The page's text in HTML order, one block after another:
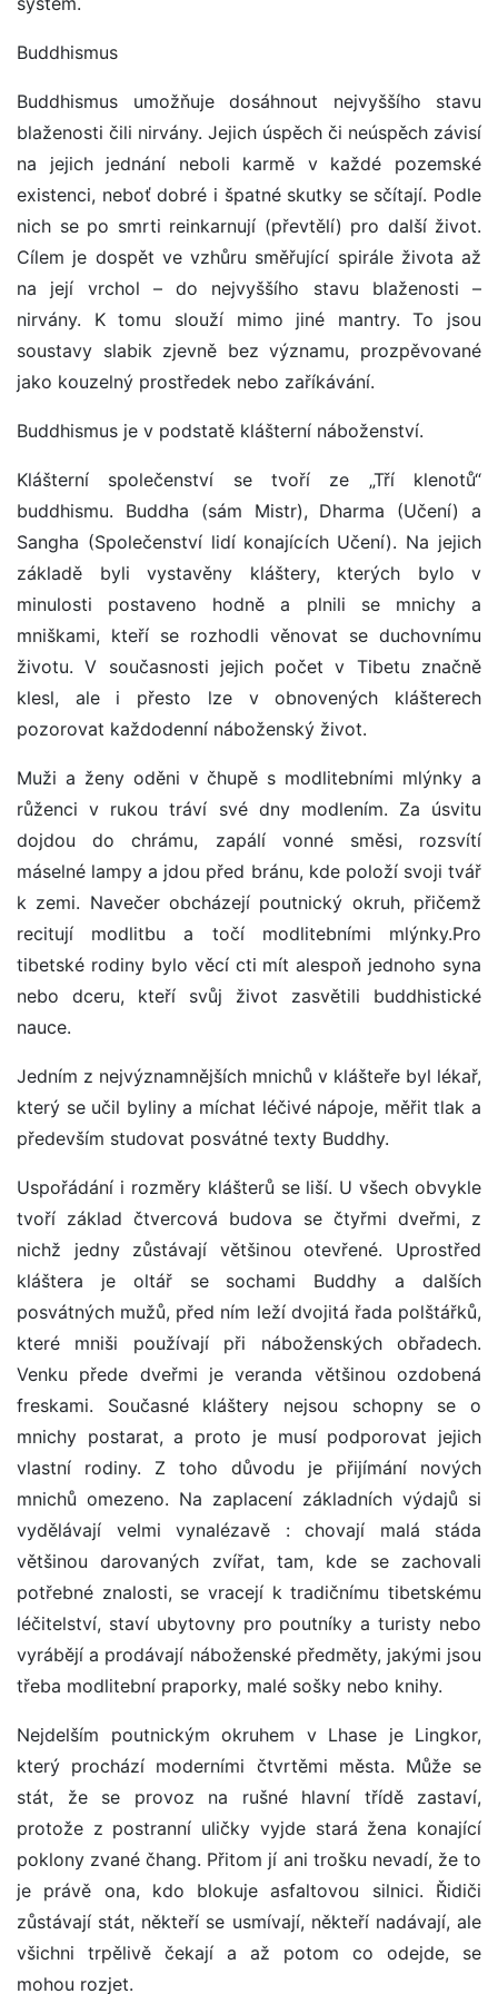
Buddhismus
Buddhismus umožňuje dosáhnout nejvyššího stavu
blaženosti čili nirvány. Jejich úspěch či neúspěch závisí
na jejich jednání neboli karmě v každé pozemské
existenci, neboť dobré i špatné skutky se sčítají. Podle
nich se po smrti reinkarnují (převtělí) pro další život.
Cílem je dospět ve vzhůru směřující spirále života až
na její vrchol – do nejvyššího stavu blaženosti –
nirvány. K tomu slouží mimo jiné mantry. To jsou
soustavy slabik zjevně bez významu, prozpěvované
jako kouzelný prostředek nebo zaříkávání.
Buddhismus je v podstatě klášterní náboženství.
Klášterní společenství se tvoří ze „Tří klenotů“
buddhismu. Buddha (sám Mistr), Dharma (Učení) a
Sangha (Společenství lidí konajících Učení). Na jejich
základě byli vystavěny kláštery, kterých bylo v
minulosti postaveno hodně a plnili se mnichy a
mniškami, kteří se rozhodli věnovat se duchovnímu
životu. V současnosti jejich počet v Tibetu značně
klesl, ale i přesto lze v obnovených klášterech
pozorovat každodenní náboženský život.
Muži a ženy oděni v čhupě s modlitebními mlýnky a
růženci v rukou tráví své dny modlením. Za úsvitu
dojdou do chrámu, zapálí vonné směsi, rozsvítí
máselné lampy a jdou před bránu, kde položí svoji tvář
k zemi. Navečer obcházejí poutnický okruh, přičemž
recitují modlitbu a točí modlitebními mlýnky.Pro
tibetské rodiny bylo věcí cti mít alespoň jednoho syna
nebo dceru, kteří svůj život zasvětili buddhistické
nauce.
Jedním z nejvýznamnějších mnichů v klášteře byl lékař,
který se učil byliny a míchat léčivé nápoje, měřit tlak a
především studovat posvátné texty Buddhy.
Uspořádání i rozměry klášterů se liší. U všech obvykle
tvoří základ čtvercová budova se čtyřmi dveřmi, z
nichž jedny zůstávají většinou otevřené. Uprostřed
kláštera je oltář se sochami Buddhy a dalších
posvátných mužů, před ním leží dvojitá řada polštářků,
které mniši používají při náboženských obřadech.
Venku přede dveřmi je veranda většinou ozdobená
freskami. Současné kláštery nejsou schopny se o
mnichy postarat, a proto je musí podporovat jejich
vlastní rodiny. Z toho důvodu je přijímání nových
mnichů omezeno. Na zaplacení základních výdajů si
vydělávají velmi vynalézavě : chovají malá stáda
většinou darovaných zvířat, tam, kde se zachovali
potřebné znalosti, se vracejí k tradičnímu tibetskému
léčitelství, staví ubytovny pro poutníky a turisty nebo
vyrábějí a prodávají náboženské předměty, jakými jsou
třeba modlitební praporky, malé sošky nebo knihy.
Nejdelším poutnickým okruhem v Lhase je Lingkor,
který prochází moderními čtvrtěmi města. Může se
stát, že se provoz na rušné hlavní třídě zastaví,
protože z postranní uličky vyjde stará žena konající
poklony zvané čhang. Přitom jí ani trošku nevadí, že to
je právě ona, kdo blokuje asfaltovou silnici. Řidiči
zůstávají stát, někteří se usmívají, někteří nadávají, ale
všichni trpělivě čekají a až potom co odejde, se
mohou rozjet.